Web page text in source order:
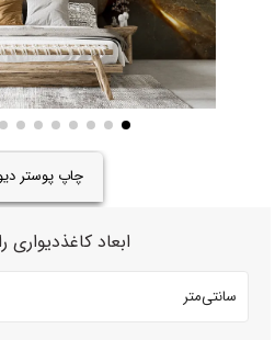
چاپ پوستر
ابعاد کاغذدیواری
سانتی‌متر